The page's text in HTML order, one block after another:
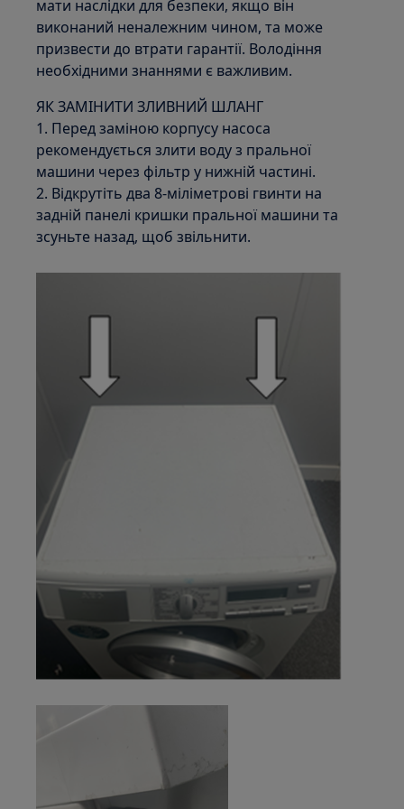
мати наслідки для безпеки, якщо він
виконаний неналежним чином, та може
призвести до втрати гарантії. Володіння
необхідними знаннями є важливим.
ЯК ЗАМІНИТИ ЗЛИВНИЙ ШЛАНГ
1. Перед заміною корпусу насоса
рекомендується злити воду з пральної
машини через фільтр у нижній частині.
2. Відкрутіть два 8-міліметрові гвинти на
задній панелі кришки пральної машини та
зсуньте назад, щоб звільнити.